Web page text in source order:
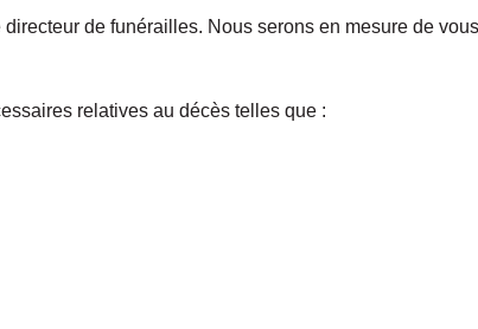
de funérailles. Nous serons en mesure de
relatives au décès telles que :